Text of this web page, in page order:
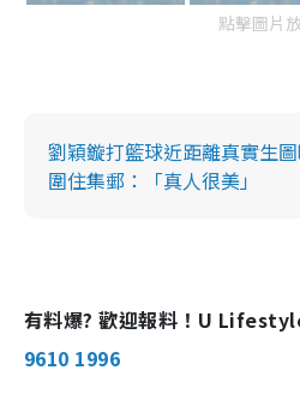
點擊圖片
劉穎鏇打籃球近距離真實生
圍住集郵：「真人很美」
有料爆? 歡迎報料！U
9610 1996